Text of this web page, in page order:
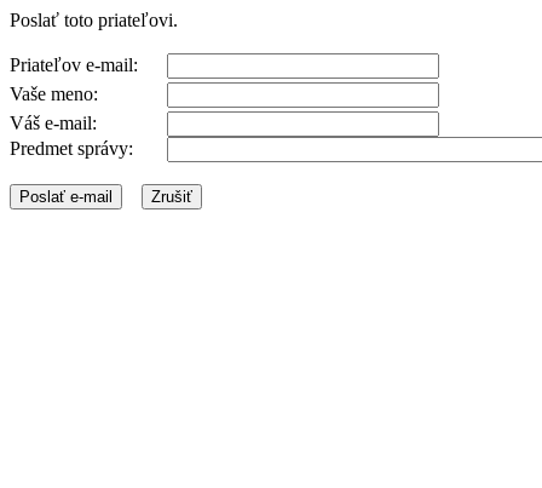
Poslať toto priateľovi.
Priateľov e-mail:
Vaše meno:
Váš e-mail:
Predmet správy: